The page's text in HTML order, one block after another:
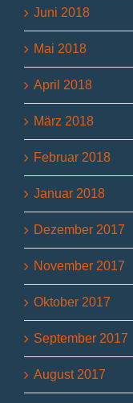
Juni 2018
Mai 2018
April 2018
März 2018
Februar 2018
Januar 2018
Dezember 2017
November 2017
Oktober 2017
September 2017
August 2017